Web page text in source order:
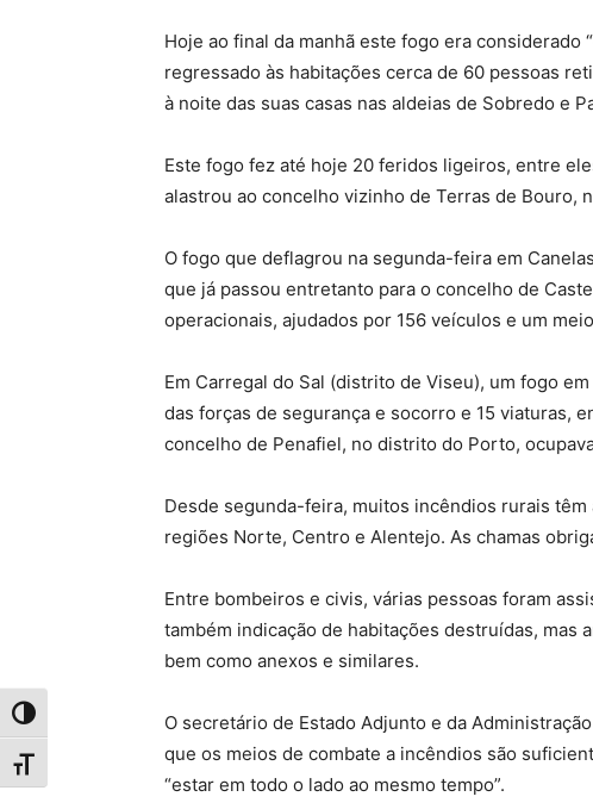
Toggle High Contrast
Toggle Font size
Hoje ao final da manhã este fogo era considerado
regressado às habitações cerca de 60 pessoas
à noite das suas casas nas aldeias de Sobredo e
Este fogo fez até hoje 20 feridos ligeiros, entre
alastrou ao concelho vizinho de Terras de Bouro,
O fogo que deflagrou na segunda-feira em
que já passou entretanto para o concelho de
operacionais, ajudados por 156 veículos e um
Em Carregal do Sal (distrito de Viseu), um fogo
das forças de segurança e socorro e 15 viaturas,
concelho de Penafiel, no distrito do Porto,
Desde segunda-feira, muitos incêndios rurais
regiões Norte, Centro e Alentejo. As chamas
Entre bombeiros e civis, várias pessoas foram
também indicação de habitações destruídas, mas
bem como anexos e similares.
O secretário de Estado Adjunto e da
que os meios de combate a incêndios são
“estar em todo o lado ao mesmo tempo”.